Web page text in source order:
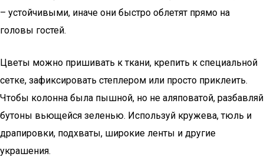
– устойчивыми, иначе они быстро облетят прямо на
головы гостей.
Цветы можно пришивать к ткани, крепить к специальной
сетке, зафиксировать степлером или просто приклеить.
Чтобы колонна была пышной, но не аляповатой, разбавляй
бутоны вьющейся зеленью. Используй кружева, тюль и
драпировки, подхваты, широкие ленты и другие
украшения.